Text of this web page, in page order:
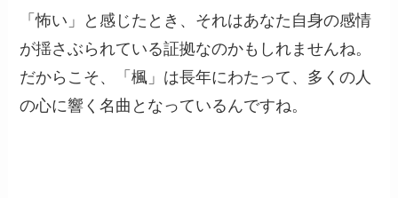
「怖い」と感じたとき、それはあなた自身の感情
が揺さぶられている証拠なのかもしれませんね。
だからこそ、「楓」は長年にわたって、多くの人
の心に響く名曲となっているんですね。